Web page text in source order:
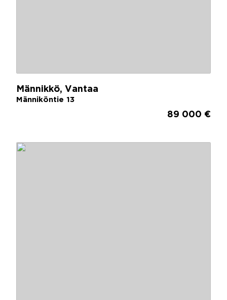
Männikkö, Vantaa
Männiköntie 13
89 000 €